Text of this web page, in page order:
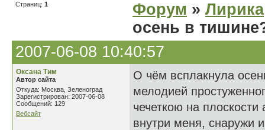
Страниц: 1 Форум » Лирика
осень в
2007-06-08 10:40:57
Оксана Тим
Автор сайта
Откуда: Москва, Зеленоград
Зарегистрирован: 2007-06-08
Сообщений: 129
Вебсайт
О чём всплакнула
мелодией
чечеткою на плоскости
внутри меня, снаружи